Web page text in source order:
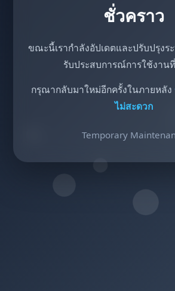
ชั่วคราว
ขณะนี้เรากำลังอัปเดตและปรับปรุงร
รับประสบการณ์การใช้งาน
กรุณากลับมาใหม่อีกครั้งในภายหลัง
ไม่สะดวก
Temporary